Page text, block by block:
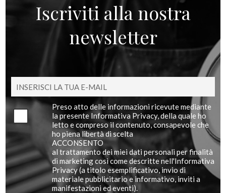
Iscriviti alla nostra
newsletter
Preso atto delle informazioni ricevute mediante
la presente Informativa Privacy, della quale ho
letto e compreso il contenuto, consapevole che
ho piena libertà di scelta
ACCONSENTO
al trattamento dei miei dati personali per finalità
di marketing così come descritte nell'Informativa
Privacy (a titolo esemplificativo, invio di
materiale pubblicitario e informativo, inviti a
manifestazioni ed eventi).